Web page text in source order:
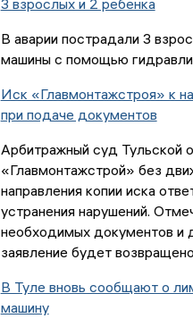
3 взрослых и 2 ребенка
В аварии пострадали 3
машины с помощью
Иск «Главмонтажстроя» к
при подаче документов
Арбитражный суд Тульской
«Главмонтажстрой» без
направления копии иска
устранения нарушений.
необходимых документов и
заявление будет
В Туле вновь сообщают о
машину